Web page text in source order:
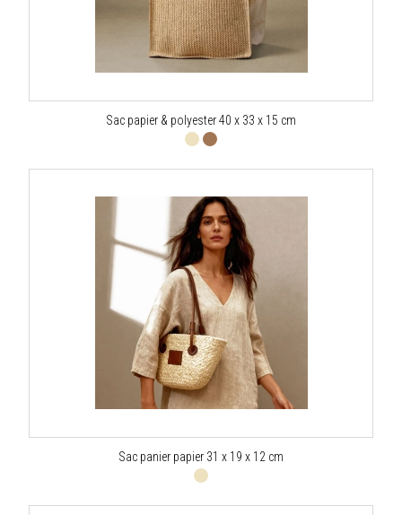
Sac papier & polyester 40 x 33 x 15 cm
Sac panier papier 31 x 19 x 12 cm